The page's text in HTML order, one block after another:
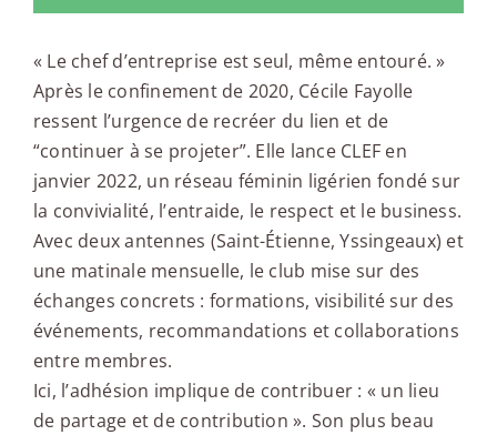
« Le chef d’entreprise est seul, même entouré. »
Après le confinement de 2020, Cécile Fayolle
ressent l’urgence de recréer du lien et de
“continuer à se projeter”. Elle lance CLEF en
janvier 2022, un réseau féminin ligérien fondé sur
la convivialité, l’entraide, le respect et le business.
Avec deux antennes (Saint-Étienne, Yssingeaux) et
une matinale mensuelle, le club mise sur des
échanges concrets : formations, visibilité sur des
événements, recommandations et collaborations
entre membres.
Ici, l’adhésion implique de contribuer : « un lieu
de partage et de contribution ». Son plus beau